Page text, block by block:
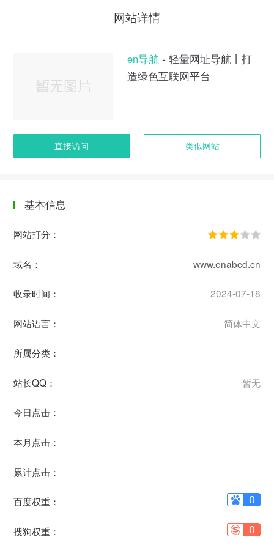
网站详情
en导航- 轻量网址导航丨打
造绿色互联网平台
直接访问 类似网站
基本信息
网站打分：
域名： www.enabcd.cn
收录时间： 2024-07-18
网站语言： 简体中文
所属分类：
站长QQ： 暂无
今日点击：
本月点击：
累计点击：
百度权重：
搜狗权重：